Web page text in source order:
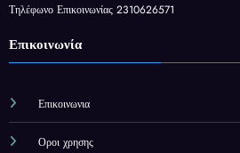
Τηλέφωνο Επικοινωνίας 2310626571
Επικοινωνία
Επικοινωνια
Οροι χρησης